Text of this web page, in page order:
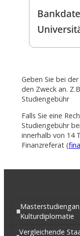
Geben Sie bei
den Zweck an.
Studiengebühr
Falls Sie eine
Studiengebühr
innerhalb von 14
Finanzreferat (
Kulturdiplomatie
Vergleichende